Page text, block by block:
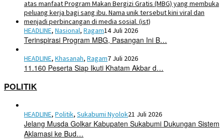
HEADLINE, Nasional, Ragam14 Juli 2026
Terinspirasi Program MBG, Pasangan Ini B…
HEADLINE, Khasanah, Ragam7 Juli 2026
11.160 Peserta Siap Ikuti Khatam Akbar d…
POLITIK
HEADLINE, Politik, Sukabumi Nyolok21 Juli 2026
Jelang Musda Golkar Kabupaten Sukabumi Dukungan Sistem
Aklamasi ke Bud…